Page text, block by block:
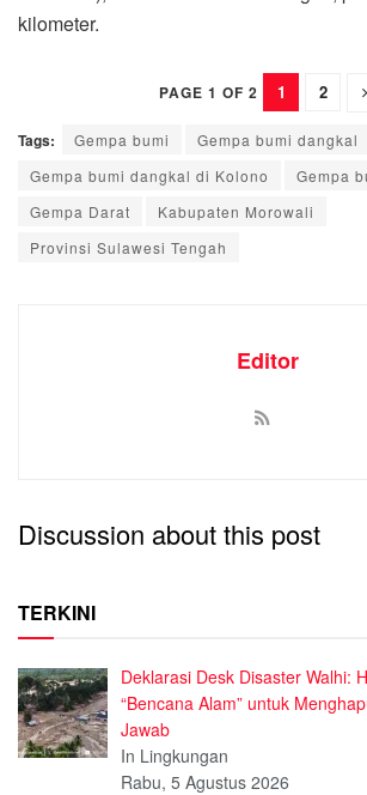
kilometer.
PAGE 1 OF 2 1 2
Tags: Gempa bumi
Gempa bumi dangkal
Gempa bumi dangkal di Kolono
Gempa
Gempa Darat
Kabupaten Morowali
Provinsi Sulawesi Tengah
Editor
Discussion about this post
TERKINI
Deklarasi Desk Disaster Walhi:
“Bencana Alam” untuk
Jawab
In Lingkungan
Rabu, 5 Agustus 2026